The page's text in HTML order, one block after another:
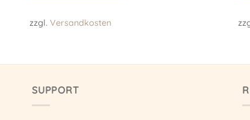
zzgl.Versandkosten
SUPPORT